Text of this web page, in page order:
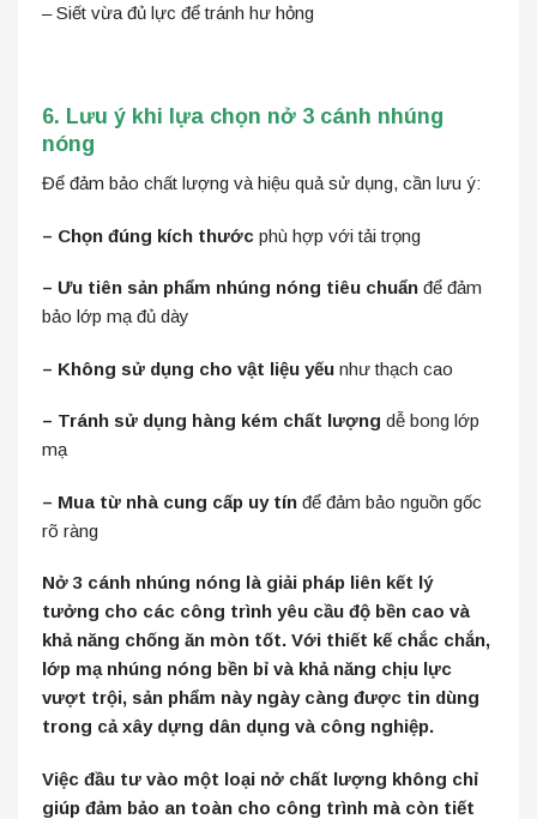
– Siết vừa đủ lực để tránh hư hỏng
6. Lưu ý khi lựa chọn nở 3 cánh nhúng
nóng
Để đảm bảo chất lượng và hiệu quả sử dụng, cần lưu ý:
– Chọn đúng kích thước phù hợp với tải trọng
– Ưu tiên sản phẩm nhúng nóng tiêu chuẩn để đảm
bảo lớp mạ đủ dày
– Không sử dụng cho vật liệu yếu như thạch cao
– Tránh sử dụng hàng kém chất lượng dễ bong lớp
mạ
– Mua từ nhà cung cấp uy tín để đảm bảo nguồn gốc
rõ ràng
Nở 3 cánh nhúng nóng là giải pháp liên kết lý
tưởng cho các công trình yêu cầu độ bền cao và
khả năng chống ăn mòn tốt. Với thiết kế chắc chắn,
lớp mạ nhúng nóng bền bỉ và khả năng chịu lực
vượt trội, sản phẩm này ngày càng được tin dùng
trong cả xây dựng dân dụng và công nghiệp.
Việc đầu tư vào một loại nở chất lượng không chỉ
giúp đảm bảo an toàn cho công trình mà còn tiết